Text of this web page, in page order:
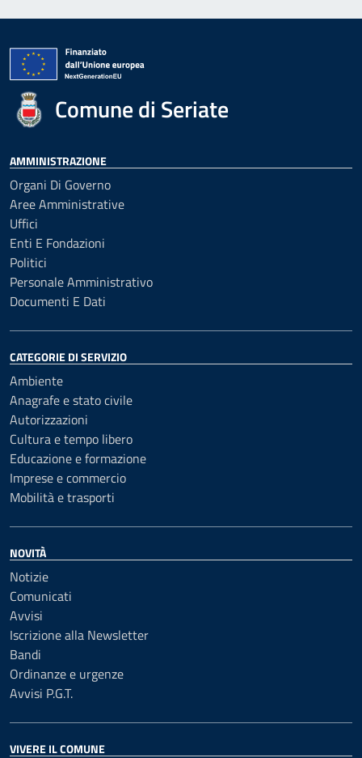
Comune di Seriate
AMMINISTRAZIONE
Organi Di Governo
Aree Amministrative
Uffici
Enti E Fondazioni
Politici
Personale Amministrativo
Documenti E Dati
CATEGORIE DI SERVIZIO
Ambiente
Anagrafe e stato civile
Autorizzazioni
Cultura e tempo libero
Educazione e formazione
Imprese e commercio
Mobilità e trasporti
NOVITÀ
Notizie
Comunicati
Avvisi
Iscrizione alla Newsletter
Bandi
Ordinanze e urgenze
Avvisi P.G.T.
VIVERE IL COMUNE